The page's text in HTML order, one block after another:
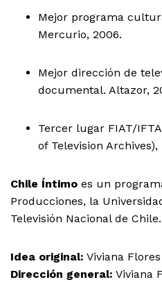
Mejor programa
Mercurio, 2006.
Mejor dirección de
documental. Altazor,
Tercer lugar FIAT/
of Television Archives),
Chile Íntimo es un
Producciones, la
Televisión Nacional de Chile.
Idea original: Viviana
Dirección general: Viviana